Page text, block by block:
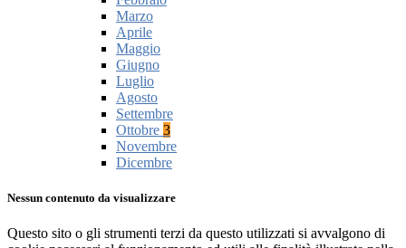
Marzo
Aprile
Maggio
Giugno
Luglio
Agosto
Settembre
Ottobre 3
Novembre
Dicembre
Nessun contenuto da visualizzare
Questo sito o gli strumenti terzi da questo utilizzati si avvalgono di